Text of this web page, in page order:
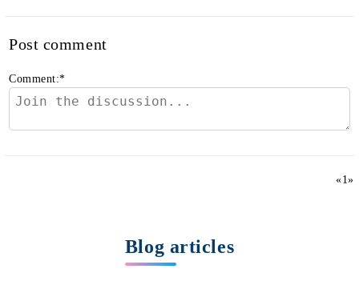
Post comment
Comment:*
«1»
Blog articles